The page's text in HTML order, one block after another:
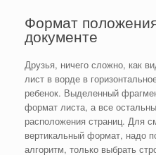
Формат
документе
Друзья, ничего сложно, как
лист в ворде в
ребенок. Выделенный
формат листа, а все
расположения страниц. Для
вертикальный формат, надо
алгоритм, только выбрать